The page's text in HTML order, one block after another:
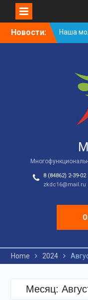
SkipНовости:
День
2026/
Наша
8 (84862) 2-39-02
zkdc16@mail.ru
Home 2024
Месяц: